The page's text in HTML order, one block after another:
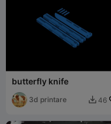
butterfly knife
3d printare  46